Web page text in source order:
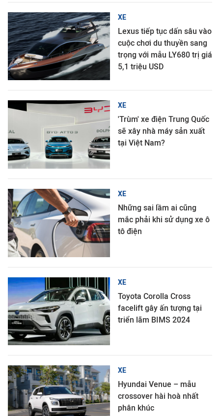
XE
Lexus tiếp tục dấn sâu vào
cuộc chơi du thuyền sang
trọng với mẫu LY680 trị giá
5,1 triệu USD
XE
'Trùm' xe điện Trung Quốc
sẽ xây nhà máy sản xuất
tại Việt Nam?
XE
Những sai lầm ai cũng
mắc phải khi sử dụng xe ô
tô điện
XE
Toyota Corolla Cross
facelift gây ấn tượng tại
triển lãm BIMS 2024
XE
Hyundai Venue – mẫu
crossover hài hoà nhất
phân khúc